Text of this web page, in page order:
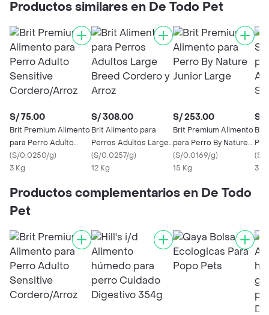
Productos similares en De Todo Pet
S/ 75.00
Brit Premium Alimento
para Perro Adulto
Sensitive
Cordero/Arroz
(S/0.0250/g)
3 Kg
S/ 308.00
Brit Alimento para
Perros Adultos Large
Breed Cordero y
Arroz
(S/0.0257/g)
12 Kg
S/ 253.00
Brit Premium Alimento
para Perro By Nature
Junior Large
(S/0.0169/g)
15 Kg
S/
Brit
a
(S/
3
Productos complementarios en De Todo
Pet